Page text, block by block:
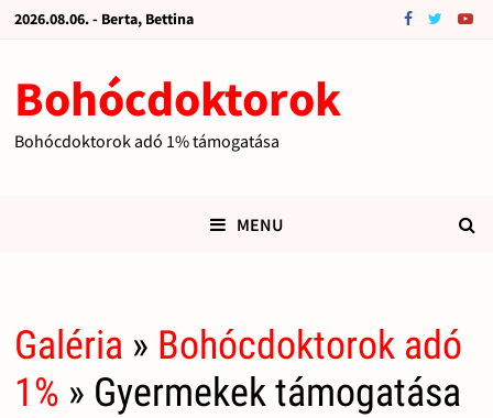
2026.08.06. - Berta, Bettina
Bohócdoktorok
Bohócdoktorok adó 1% támogatása
MENU
Galéria » Bohócdoktorok adó
1% » Gyermekek támogatása